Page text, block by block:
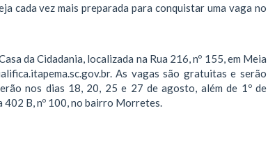
cada vez mais preparada para conquistar uma vaga no
da Cidadania, localizada na Rua 216, nº 155, em Meia
As vagas são gratuitas e serão
nos dias 18, 20, 25 e 27 de agosto, além de 1º de
402 B, nº 100, no bairro Morretes.